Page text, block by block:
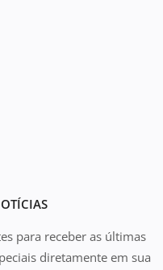
para receber as últimas
diretamente em sua